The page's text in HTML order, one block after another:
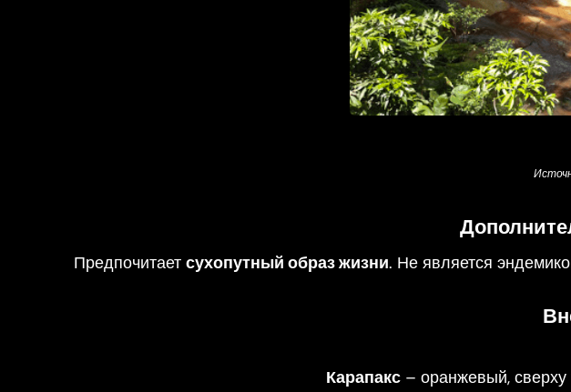
Предпочитает сухопутный образ жизни. Не является
Карапакс– оранжевый, сверху